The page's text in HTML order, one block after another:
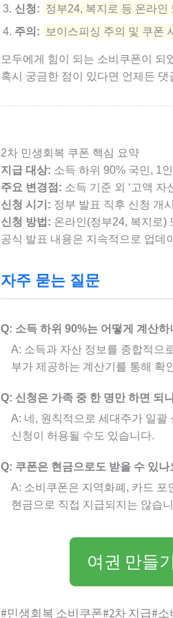
신청: 정부24, 복지로 등 온라인
주의:
보이스피싱 주의 및 쿠폰
모두에게 힘이 되는 소비쿠폰이 되
혹시 궁금한 점이 있다면 언제든 댓
2차 민생회복 쿠폰 핵심 요약
지급 대상: 소득 하위 90% 국민, 1
주요 변경점: 소득 기준 외 ‘고액 자
신청 시기: 정부 발표 직후 신청 개
신청 방법: 온라인(정부24, 복지로)
공식 발표 내용은 지속적으로 업데
자주 묻는 질문
Q: 소득 하위 90%는 어떻게 계산하
A: 소득과 자산 정보를 종합적으
부가 제공하는 계산기를 통해 확
Q: 신청은 가족 중 한 명만 하면 되
A: 네, 원칙적으로 세대주가 일괄
신청이 허용될 수도 있습니다.
Q: 쿠폰은 현금으로도 받을 수 있나
A: 소비쿠폰은 지역화폐, 카드 포
현금으로 직접 지급되지는 않습
여권 만들기
#민생회복 소비쿠폰#2차 지급#